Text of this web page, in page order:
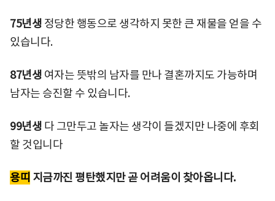
75년생 정당한 행동으로 생각하지 못한 큰 재물을 얻을 수
있습니다.
87년생 여자는 뜻밖의 남자를 만나 결혼까지도 가능하며
남자는 승진할 수 있습니다.
99년생 다 그만두고 놀자는 생각이 들겠지만 나중에 후회
할 것입니다
용띠 지금까진 평탄했지만 곧 어려움이 찾아옵니다.